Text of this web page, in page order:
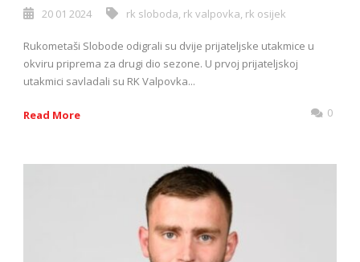
20 01 2024 rk sloboda rk valpovka rk osijek
Rukometaši Slobode odigrali su dvije prijateljske utakmice u
okviru priprema za drugi dio sezone. U prvoj prijateljskoj
utakmici savladali su RK Valpovka...
Read More 0